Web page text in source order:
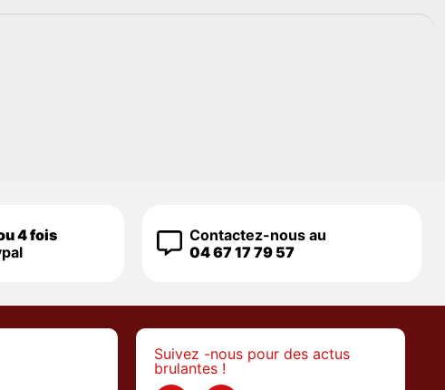
4 fois
Contactez-nous au
04 67 17 79 57
Suivez -nous pour des actus
brulantes !